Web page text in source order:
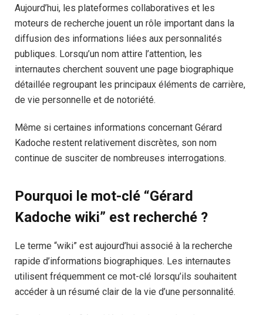
Aujourd’hui, les plateformes collaboratives et les
moteurs de recherche jouent un rôle important dans la
diffusion des informations liées aux personnalités
publiques. Lorsqu’un nom attire l’attention, les
internautes cherchent souvent une page biographique
détaillée regroupant les principaux éléments de carrière,
de vie personnelle et de notoriété.
Même si certaines informations concernant Gérard
Kadoche restent relativement discrètes, son nom
continue de susciter de nombreuses interrogations.
Pourquoi le mot-clé “Gérard
Kadoche wiki” est recherché ?
Le terme “wiki” est aujourd’hui associé à la recherche
rapide d’informations biographiques. Les internautes
utilisent fréquemment ce mot-clé lorsqu’ils souhaitent
accéder à un résumé clair de la vie d’une personnalité.